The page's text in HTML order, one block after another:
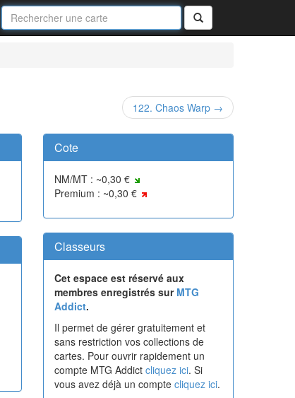
Nom
de
la
Rechercher
122. Chaos Warp →
Cote
NM/MT : ~0,30 €
Premium : ~0,30 €
Classeurs
Cet espace est réservé aux
membres enregistrés sur MTG
Addict.
Il permet de gérer gratuitement et
sans restriction vos collections de
cartes. Pour ouvrir rapidement un
compte MTG Addict cliquez ici. Si
vous avez déjà un compte cliquez ici.